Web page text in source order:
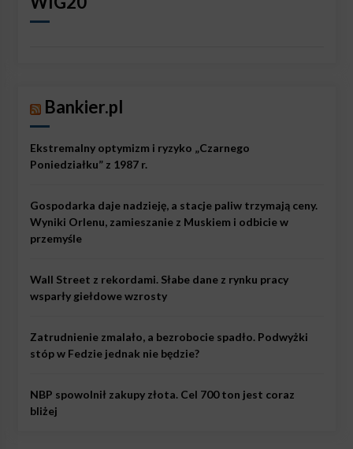
Bankier.pl
Ekstremalny optymizm i ryzyko „Czarnego
Poniedziałku” z 1987 r.
Gospodarka daje nadzieję, a stacje paliw trzymają ceny.
Wyniki Orlenu, zamieszanie z Muskiem i odbicie w
przemyśle
Wall Street z rekordami. Słabe dane z rynku pracy
wsparły giełdowe wzrosty
Zatrudnienie zmalało, a bezrobocie spadło. Podwyżki
stóp w Fedzie jednak nie będzie?
NBP spowolnił zakupy złota. Cel 700 ton jest coraz
bliżej